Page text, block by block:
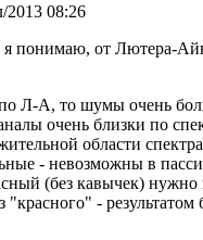
08:26
я понимаю, от Лютера-
Л-А, то шумы очень
очень близки по
области
- невозможны в
(без кавычек)
"красного" -